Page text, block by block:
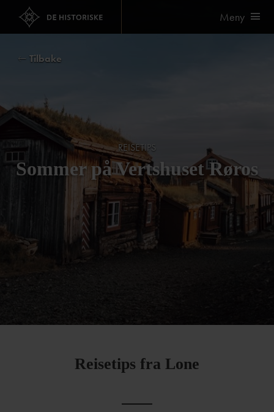
Meny
Tilbake
REISETIPS
Sommer på Vertshuset Røros
Reisetips fra Lone